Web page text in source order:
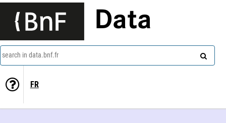
Data
search in data.bnf.fr
FR